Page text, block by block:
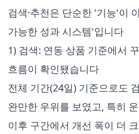
검색·추천은 단순한 '기능'이
가능한 성과 시스템'입니다
1) 검색: 연동 상품 기준에서
흐름이 확인됐습니다
전체 기간(24일) 기준으로도
완만한 우위를 보였고, 특히
이후 구간에서 개선 폭이 더